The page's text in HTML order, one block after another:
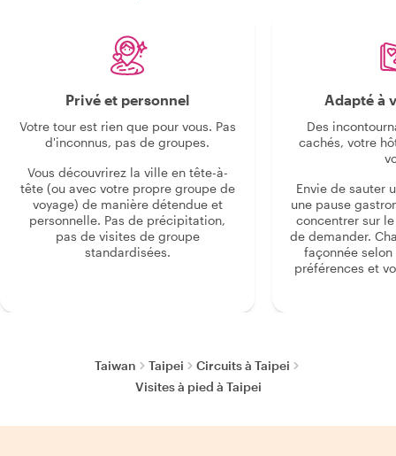
Privé et personnel
Votre tour est rien que pour vous. Pas
d'inconnus, pas de groupes.
Vous découvrirez la ville en tête-à-
tête (ou avec votre propre groupe de
voyage) de manière détendue et
personnelle. Pas de précipitation,
pas de visites de groupe
standardisées.
Adapté à
Des
cachés, votre
Envie de sauter
une pause
concentrer sur
de demander.
façonnée
préférences et
Taiwan Taipei
Circuits à Taipei
Visites à pied à Taipei